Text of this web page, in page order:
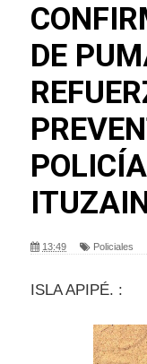
DE
13:49 Policiales
ISLA APIPÉ. :